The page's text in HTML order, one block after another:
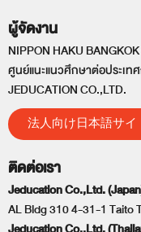
ผู้จัดงาน
NIPPON HAKU
ศูนย์แนะแนวศึกษาต่อประเท
JEDUCATION CO.,LTD.
法人向け日本語サイ
ติดต่อเรา
Jeducation Co.,Ltd.
AL Bldg 310 4-31-1 Taito